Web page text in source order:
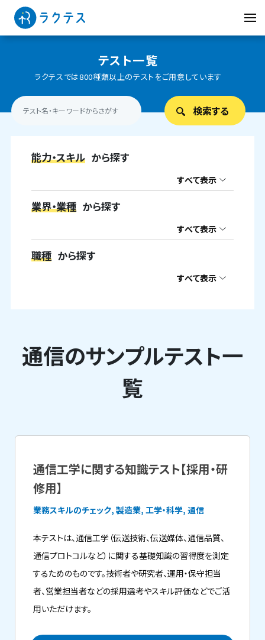
テスト一覧
ラクテスでは800種類以上のテストをご用意しています
能力・スキル から探す
すべて表示
業界・業種 から探す
すべて表示
職種 から探す
すべて表示
通信のサンプルテスト一
覧
通信工学に関する知識テスト【採用・研
修用】
業務スキルのチェック, 製造業, 工学・科学, 通信
本テストは、通信工学（伝送技術、伝送媒体、通信品質、
通信プロトコルなど）に関する基礎知識の習得度を測定
するためのものです。技術者や研究者、運用・保守担当
者、営業担当者などの採用選考やスキル評価などでご活
用いただけます。